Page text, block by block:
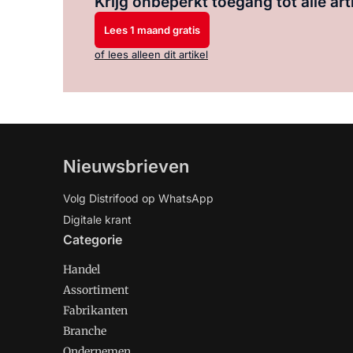
Lees 1 maand gratis
of lees alleen dit artikel
Nieuwsbrieven
Volg Distrifood op WhatsApp
Digitale krant
Categorie
Handel
Assortiment
Fabrikanten
Branche